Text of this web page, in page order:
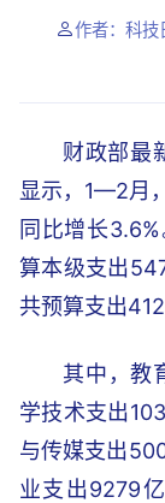
作者：科技
财政部最
显示，1—2月
同比增长
算本级支出
共预算支出
其中，教
学技术支出
与传媒支出
业支出9279